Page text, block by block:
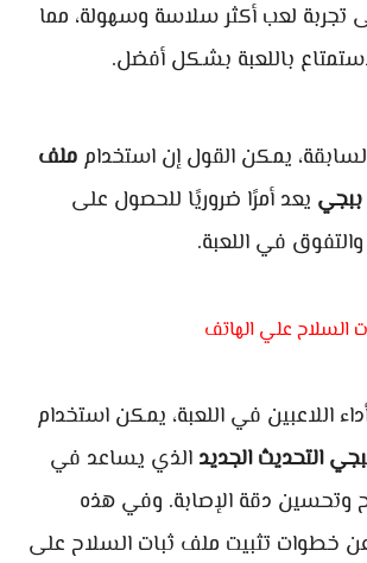
تجربة لعب أكثر سلاسة وسهولة، مما
باللعبة بشكل أفضل.
يمكن القول إن استخدام ملف
يعد أمرًا ضروريًا للحصول على
في اللعبة.
السلاح علي الهاتف
اللاعبين في اللعبة، يمكن استخدام
التحديث الجديد الذي يساعد في
وتحسين دقة الإصابة. وفي هذه
خطوات تثبيت ملف ثبات السلاح على